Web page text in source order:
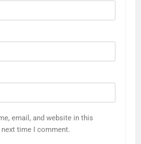
email, and website in this
time I comment.